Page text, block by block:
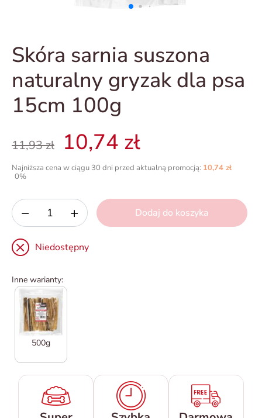
Skóra sarnia suszona
naturalny gryzak dla psa
15cm 100g
11,93 zł 10,74 zł
Najniższa cena w ciągu 30 dni przed aktualną promocją: 10,74 zł
0%
− + Dodaj do koszyka
Niedostępny
Inne warianty:
500g